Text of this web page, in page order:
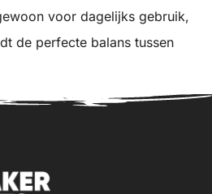
voor dagelijks gebruik,
de perfecte balans tussen